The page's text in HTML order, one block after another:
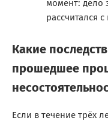
момент: дело
рассчитался
Какие
прошедшее
Если в течение трёх